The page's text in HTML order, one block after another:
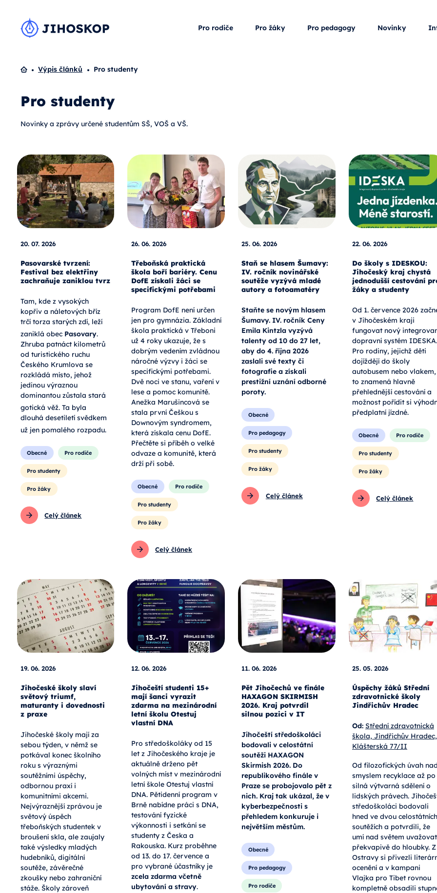
Pro rodiče Pro žáky Pro pedagogy Novinky
Domů
Výpis článků Pro studenty
Pro studenty
Novinky a zprávy určené studentům SŠ, VOŠ a VŠ.
20. 07. 2026
Pasovarské tvrzení:
Festival bez elektřiny
zachraňuje zaniklou tvrz
Tam, kde z vysokých
kopřiv a náletových bříz
trčí torza starých zdí, leží
zaniklá obec Pasovary.
Zhruba patnáct kilometrů
od turistického ruchu
Českého Krumlova se
rozkládá místo, jehož
jedinou výraznou
dominantou zůstala stará
gotická věž. Ta byla
dlouhá desetiletí svědkem
už jen pomalého rozpadu.
Obecné Pro rodiče
Pro studenty
Pro žáky
Celý článek
26. 06. 2026
Třeboňská praktická
škola boří bariéry. Cenu
DofE získali žáci se
specifickými potřebami
Program DofE není určen
jen pro gymnázia. Základní
škola praktická v Třeboni
už 4 roky ukazuje, že s
dobrým vedením zvládnou
náročné výzvy i žáci se
specifickými potřebami.
Dvě noci ve stanu, vaření v
lese a pomoc komunitě.
Anežka Marušincová se
stala první Češkou s
Downovým syndromem,
která získala cenu DofE.
Přečtěte si příběh o velké
odvaze a komunitě, která
drží při sobě.
Obecné Pro rodiče
Pro studenty
Pro žáky
Celý článek
25. 06. 2026
Staň se hlasem Šumavy:
IV. ročník novinářské
soutěže vyzývá mladé
autory a fotoamatéry
Staňte se novým hlasem
Šumavy. IV. ročník Ceny
Emila Kintzla vyzývá
talenty od 10 do 27 let,
aby do 4. října 2026
zaslali své texty či
fotografie a získali
prestižní uznání odborné
poroty.
Obecné
Pro pedagogy
Pro studenty
Pro žáky
Celý článek
22. 06. 2026
Do školy s IDESKOU:
Jihočeský kraj chystá
jednodušší cestování
žáky a studenty
Od 1. července 2026
v Jihočeském kraji
fungovat nový
dopravní systém IDESKA.
Pro rodiny, jejichž děti
dojíždějí do školy
autobusem nebo vlakem,
to znamená hlavně
přehlednější cestování a
možnost pořídit si
předplatní jízdné.
Obecné Pro rodiče
Pro studenty
Pro žáky
Celý článek
19. 06. 2026
Jihočeské školy slaví
světový triumf,
maturanty i dovednosti
z praxe
Jihočeské školy mají za
sebou týden, v němž se
potkával konec školního
roku s výraznými
soutěžními úspěchy,
odbornou praxí i
komunitními akcemi.
Nejvýraznější zprávou je
světový úspěch
třeboňských studentek v
broušení skla, ale zaujaly
také výsledky mladých
hudebníků, digitální
soutěže, závěrečné
zkoušky nebo zahraniční
stáže. Školy zároveň
12. 06. 2026
Jihočeští studenti 15+
mají šanci vyrazit
zdarma na mezinárodní
letní školu Otestuj
vlastní DNA
Pro středoškoláky od 15
let z Jihočeského kraje je
aktuálně drženo pět
volných míst v mezinárodní
letní škole Otestuj vlastní
DNA. Pětidenní program v
Brně nabídne práci s DNA,
testování fyzické
výkonnosti i setkání se
studenty z Česka a
Rakouska. Kurz proběhne
od 13. do 17. července a
pro vybrané účastníky je
zcela zdarma včetně
ubytování a stravy.
11. 06. 2026
Pět Jihočechů ve finále
HAXAGON SKIRMISH
2026. Kraj potvrdil
silnou pozici v IT
Jihočeští středoškoláci
bodovali v celostátní
soutěži HAXAGON
Skirmish 2026. Do
republikového finále v
Praze se probojovalo pět z
nich. Kraj tak ukázal, že v
kyberbezpečnosti s
přehledem konkuruje i
největším městům.
Obecné
Pro pedagogy
Pro rodiče
25. 05. 2026
Úspěchy žáků Střední
zdravotnické školy
Jindřichův Hradec
Od: Střední zdravotnická
škola, Jindřichův Hradec,
Klášterská 77/II
Od filozofických úvah
smyslem recyklace až po
silná výtvarná sdělení o
lidských právech.
středoškoláci bodovali
hned ve dvou celostátních
soutěžích a potvrdili, že
umí nad světem uvažovat
překvapivě do hloubky. Z
Ostravy si přivezli
ocenění a v kampani
Vlajka pro Tibet rovnou
kompletně obsadili